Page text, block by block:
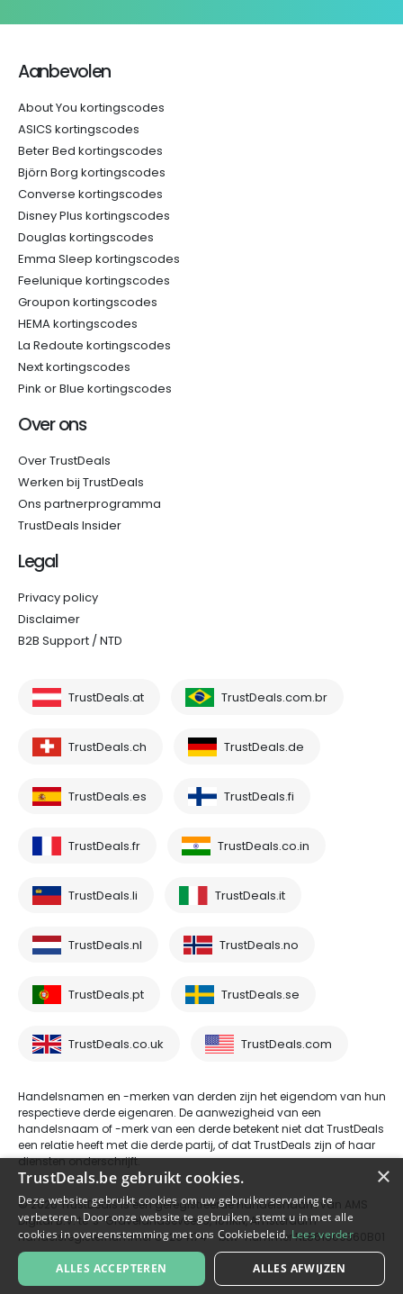
Aanbevolen
About You kortingscodes
ASICS kortingscodes
Beter Bed kortingscodes
Björn Borg kortingscodes
Converse kortingscodes
Disney Plus kortingscodes
Douglas kortingscodes
Emma Sleep kortingscodes
Feelunique kortingscodes
Groupon kortingscodes
HEMA kortingscodes
La Redoute kortingscodes
Next kortingscodes
Pink or Blue kortingscodes
Over ons
Over TrustDeals
Werken bij TrustDeals
Ons partnerprogramma
TrustDeals Insider
Legal
Privacy policy
Disclaimer
B2B Support / NTD
TrustDeals.at TrustDeals.com.br
TrustDeals.ch TrustDeals.de
TrustDeals.es TrustDeals.fi
TrustDeals.fr TrustDeals.co.in
TrustDeals.li TrustDeals.it
TrustDeals.nl TrustDeals.no
TrustDeals.pt TrustDeals.se
TrustDeals.co.uk TrustDeals.com
Handelsnamen en -merken van derden zijn het eigendom van hun
respectieve derde eigenaren. De aanwezigheid van een
handelsnaam of -merk van een derde betekent niet dat TrustDeals
een relatie heeft met die derde partij, of dat TrustDeals zijn of haar
diensten onderschrijft.
© 2026 TrustDeals is een geregistreerde handelsnaam van AMS
Digital B.V. te 's-Gravelandseveer 9, 1011KN, Amsterdam -
handelsregisternummer 80264174 - btw-nummer NL861609360B01
×
TrustDeals.be gebruikt cookies.
Deze website gebruikt cookies om uw gebruikerservaring te
verbeteren. Door onze website te gebruiken, stemt u in met alle
cookies in overeenstemming met ons Cookiebeleid. Lees verder
ALLES ACCEPTEREN ALLES AFWIJZEN